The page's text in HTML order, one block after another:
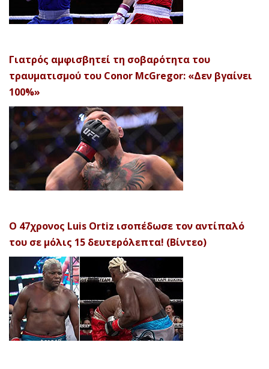
Γιατρός αμφισβητεί τη σοβαρότητα του
τραυματισμού του Conor McGregor: «Δεν βγαίνει
100%»
Ο 47χρονος Luis Ortiz ισοπέδωσε τον αντίπαλό
του σε μόλις 15 δευτερόλεπτα! (Βίντεο)